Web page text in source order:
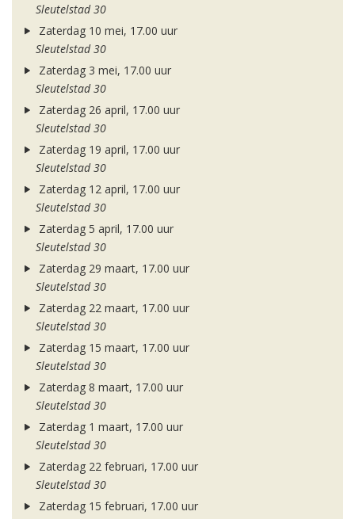
Sleutelstad 30
Zaterdag 10 mei, 17.00 uur
Sleutelstad 30
Zaterdag 3 mei, 17.00 uur
Sleutelstad 30
Zaterdag 26 april, 17.00 uur
Sleutelstad 30
Zaterdag 19 april, 17.00 uur
Sleutelstad 30
Zaterdag 12 april, 17.00 uur
Sleutelstad 30
Zaterdag 5 april, 17.00 uur
Sleutelstad 30
Zaterdag 29 maart, 17.00 uur
Sleutelstad 30
Zaterdag 22 maart, 17.00 uur
Sleutelstad 30
Zaterdag 15 maart, 17.00 uur
Sleutelstad 30
Zaterdag 8 maart, 17.00 uur
Sleutelstad 30
Zaterdag 1 maart, 17.00 uur
Sleutelstad 30
Zaterdag 22 februari, 17.00 uur
Sleutelstad 30
Zaterdag 15 februari, 17.00 uur